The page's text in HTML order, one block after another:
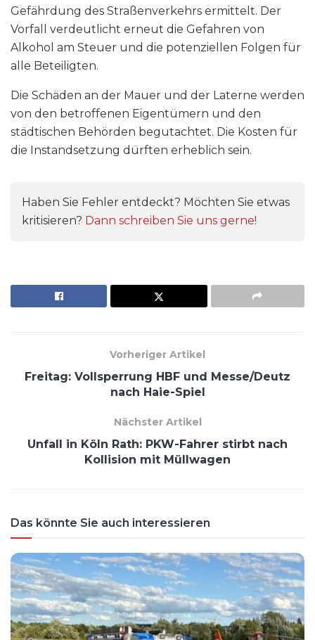
Gefährdung des Straßenverkehrs ermittelt. Der
Vorfall verdeutlicht erneut die Gefahren von
Alkohol am Steuer und die potenziellen Folgen für
alle Beteiligten.
Die Schäden an der Mauer und der Laterne werden
von den betroffenen Eigentümern und den
städtischen Behörden begutachtet. Die Kosten für
die Instandsetzung dürften erheblich sein.
Haben Sie Fehler entdeckt? Möchten Sie etwas
kritisieren? Dann schreiben Sie uns gerne!
Vorheriger Artikel
Freitag: Vollsperrung HBF und Messe/Deutz
nach Haie-Spiel
Nächster Artikel
Unfall in Köln Rath: PKW-Fahrer stirbt nach
Kollision mit Müllwagen
Das könnte Sie auch interessieren